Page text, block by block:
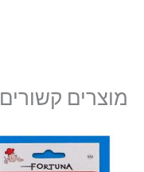
מוצרים קשורים